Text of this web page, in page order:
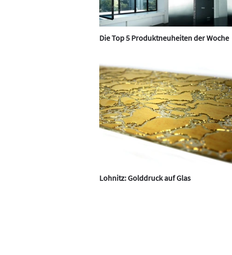
Die Top 5 Produktneuheiten der Woche
Lohnitz: Golddruck auf Glas